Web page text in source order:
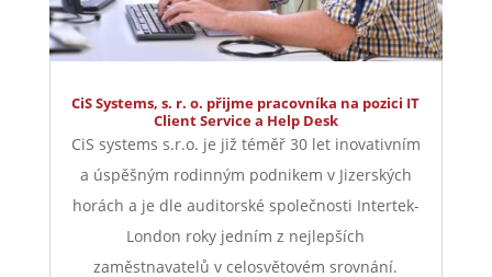
CiS Systems, s. r. o. přijme pracovníka na pozici IT
Client Service a Help Desk
CiS systems s.r.o. je již téměř 30 let inovativním
a úspěšným rodinným podnikem v Jizerských
horách a je dle auditorské společnosti Intertek-
London roky jedním z nejlepších
zaměstnavatelů v celosvětovém srovnání.